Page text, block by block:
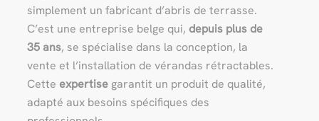
simplement un fabricant d’abris de terrasse.
C’est une entreprise belge qui, depuis plus de
35 ans, se spécialise dans la conception, la
vente et l’installation de vérandas rétractables.
Cette expertise garantit un produit de qualité,
adapté aux besoins spécifiques des